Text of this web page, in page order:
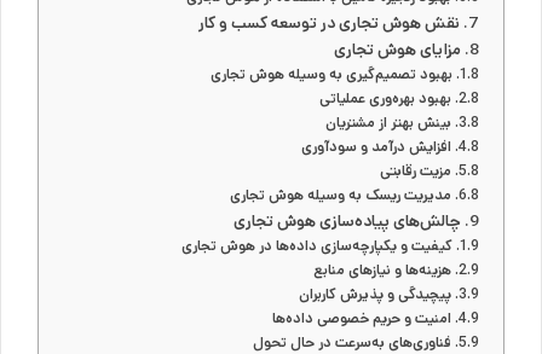
نقش هوش تجاری در توسعه کسب و کار
مزایای هوش تجاری
بهبود تصمیم‌گیری به وسیله هوش تجاری
بهبود بهره‌وری عملیاتی
بینش بهتر از مشتریان
افزایش درآمد و سودآوری
مزیت رقابتی
مدیریت ریسک به وسیله هوش تجاری
چالش‌های پیاده‌سازی هوش تجاری
کیفیت و یکپارچه‌سازی داده‌ها در هوش تجاری
هزینه‌ها و نیازهای منابع
پیچیدگی و پذیرش کاربران
امنیت و حریم خصوصی داده‌ها
فناوری‌های به‌سرعت در حال تحول